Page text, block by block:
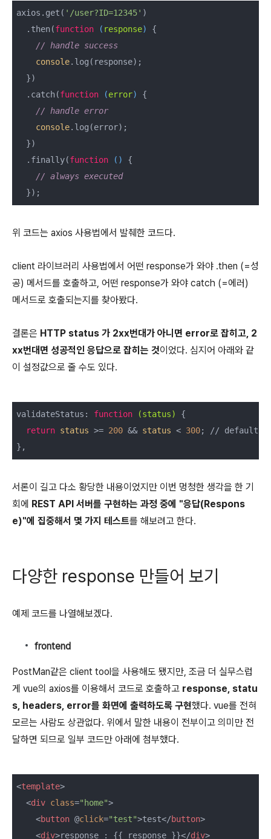
axios.get( '/user?ID=12345' )
  .then(
function ( response) {
// handle success
console.log(response);
  })
  .catch(
function (error) {
// handle error
console.log(error);
  })
  .finally(
function ( ) {
// always executed
  });
위 코드는 axios 사용법에서 발췌한 코드다.
client 라이브러리 사용법에서 어떤 response가 와야 .then (=성
공) 메서드를 호출하고, 어떤 response가 와야 catch (=에러)
메서드로 호출되는지를 찾아봤다.
결론은 HTTP status 가 2xx번대가 아니면 error로 잡히고, 2
xx번대면 성공적인 응답으로 잡히는 것이었다. 심지어 아래와 같
이 설정값으로 줄 수도 있다.
validateStatus: function (status)
{
return status >= 200 && status < 300; // default
},
서론이 길고 다소 황당한 내용이었지만 이번 멍청한 생각을 한 기
회에 REST API 서버를 구현하는 과정 중에 "응답(Respons
e)"에 집중해서 몇 가지 테스트를 해보려고 한다.
다양한 response 만들어 보기
예제 코드를 나열해보겠다.
frontend
PostMan같은 client tool을 사용해도 됐지만, 조금 더 실무스럽
게 vue의 axios를 이용해서 코드로 호출하고 response, statu
s, headers, error를 화면에 출력하도록 구현했다. vue를 전혀
모르는 사람도 상관없다. 위에서 말한 내용이 전부이고 의미만 전
달하면 되므로 일부 코드만 아래에 첨부했다.
<template>
<div class="home">
<button @click="test">test</button>
<div>response : {{ response }}</div>